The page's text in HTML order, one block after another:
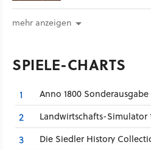
mehr anzeigen
SPIELE-CHARTS
1 Anno 1800
2 Landwirtschafts-Simulator
3 Die Siedler History